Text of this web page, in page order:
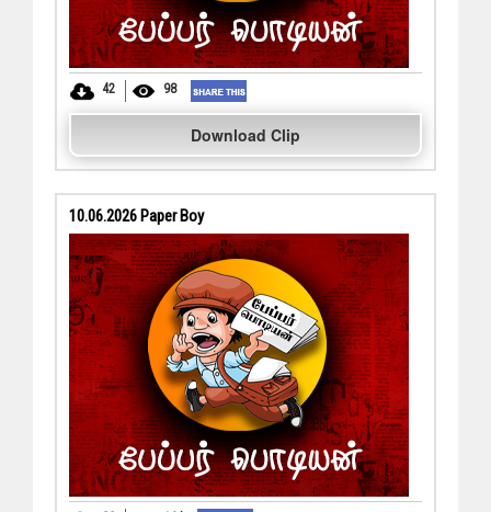
42 98
Download Clip
10.06.2026 Paper Boy